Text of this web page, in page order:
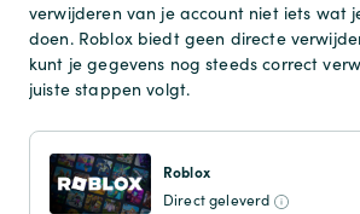
verwijderen van je account niet iets wat
doen. Roblox biedt geen directe
kunt je gegevens nog steeds correct
juiste stappen volgt.
Roblox
Direct geleverd